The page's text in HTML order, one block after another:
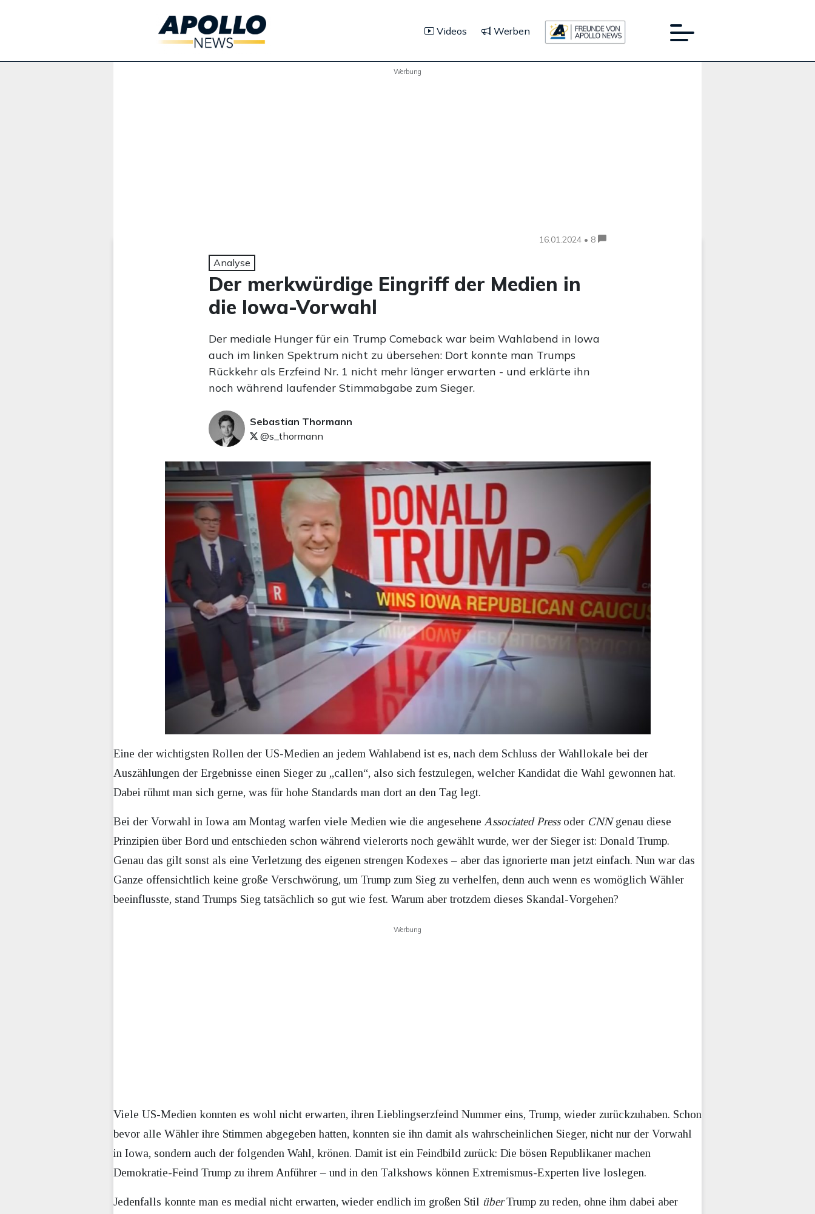
Videos Werben
Werbung
16.01.2024 • 8
Analyse
Der merkwürdige Eingriff der Medien in
die Iowa-Vorwahl
Der mediale Hunger für ein Trump Comeback war beim Wahlabend in Iowa
auch im linken Spektrum nicht zu übersehen: Dort konnte man Trumps
Rückkehr als Erzfeind Nr. 1 nicht mehr länger erwarten - und erklärte ihn
noch während laufender Stimmabgabe zum Sieger.
Sebastian Thormann
@s_thormann
Eine der wichtigsten Rollen der US-Medien an jedem Wahlabend ist es, nach dem Schluss der Wahllokale bei der
Auszählungen der Ergebnisse einen Sieger zu „callen“, also sich festzulegen, welcher Kandidat die Wahl gewonnen hat.
Dabei rühmt man sich gerne, was für hohe Standards man dort an den Tag legt.
Bei der Vorwahl in Iowa am Montag warfen viele Medien wie die angesehene Associated Pressoder CNNgenau diese
Prinzipien über Bord und entschieden schon während vielerorts noch gewählt wurde, wer der Sieger ist: Donald Trump.
Genau das gilt sonst als eine Verletzung des eigenen strengen Kodexes – aber das ignorierte man jetzt einfach. Nun war das
Ganze offensichtlich keine große Verschwörung, um Trump zum Sieg zu verhelfen, denn auch wenn es womöglich Wähler
beeinflusste, stand Trumps Sieg tatsächlich so gut wie fest. Warum aber trotzdem dieses Skandal-Vorgehen?
Werbung
Viele US-Medien konnten es wohl nicht erwarten, ihren Lieblingserzfeind Nummer eins, Trump, wieder zurückzuhaben. Schon
bevor alle Wähler ihre Stimmen abgegeben hatten, konnten sie ihn damit als wahrscheinlichen Sieger, nicht nur der Vorwahl
in Iowa, sondern auch der folgenden Wahl, krönen. Damit ist ein Feindbild zurück: Die bösen Republikaner machen
Demokratie-Feind Trump zu ihrem Anführer – und in den Talkshows können Extremismus-Experten live loslegen.
Jedenfalls konnte man es medial nicht erwarten, wieder endlich im großen Stil überTrump zu reden, ohne ihm dabei aber